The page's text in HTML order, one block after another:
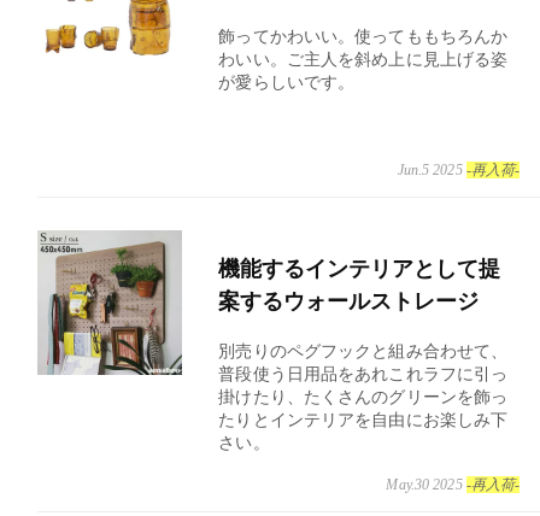
飾ってかわいい。使ってももちろんか
わいい。ご主人を斜め上に見上げる姿
が愛らしいです。
Jun.5 2025 -再入荷-
機能するインテリアとして提
案するウォールストレージ
別売りのペグフックと組み合わせて、
普段使う日用品をあれこれラフに引っ
掛けたり、たくさんのグリーンを飾っ
たりとインテリアを自由にお楽しみ下
さい。
May.30 2025 -再入荷-